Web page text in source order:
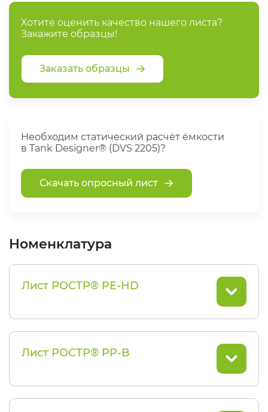
Хотите оценить качество нашего листа?
Закажите образцы!
Заказать образцы
Необходим статический расчёт ёмкости
в Tank Designer® (DVS 2205)?
Скачать опросный лист
Номенклатура
Лист РОСТР® PE-HD
Лист РОСТР® PP-B